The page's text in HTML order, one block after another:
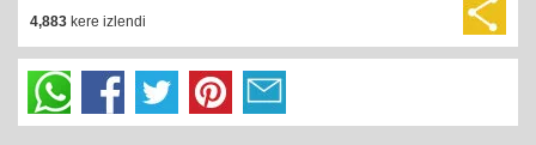
4,883 kere izlendi